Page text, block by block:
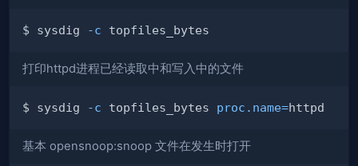
$ sysdig -c
打印httpd进程已经读取中和写入中的文件
$ sysdig -c topfiles_bytes proc.name=
基本 opensnoop:snoop 文件在发生时打开